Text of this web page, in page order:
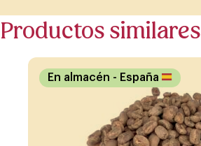
Productos similares
En almacén - España